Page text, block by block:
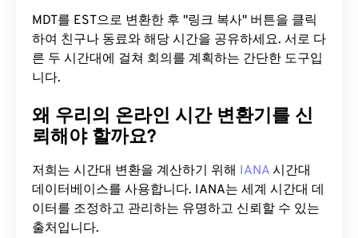
MDT를 EST으로 변환한 후 "링크 복사" 버튼을 클릭
하여 친구나 동료와 해당 시간을 공유하세요. 서로 다
른 두 시간대에 걸쳐 회의를 계획하는 간단한 도구입
니다.
왜 우리의 온라인 시간 변환기를 신
뢰해야 할까요?
저희는 시간대 변환을 계산하기 위해 IANA 시간대
데이터베이스를 사용합니다. IANA는 세계 시간대 데
이터를 조정하고 관리하는 유명하고 신뢰할 수 있는
출처입니다.